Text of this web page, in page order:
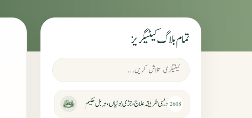
تمام بلاگ کیٹیگریز
2608 دیسی طریقہ علاج، جڑی بوٹیاں، ہربل حکیم